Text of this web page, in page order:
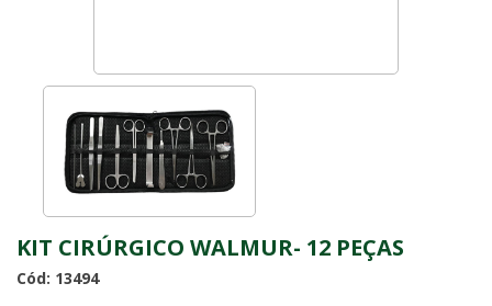
KIT CIRÚRGICO WALMUR- 12 PEÇAS
Cód: 13494